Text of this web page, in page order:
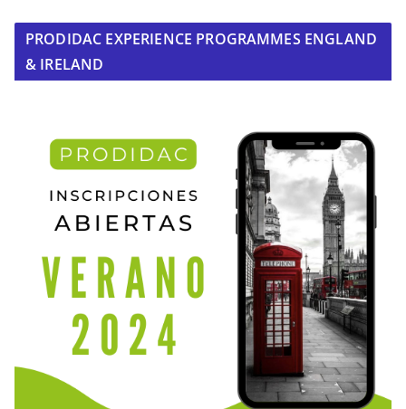
PRODIDAC EXPERIENCE PROGRAMMES ENGLAND
& IRELAND